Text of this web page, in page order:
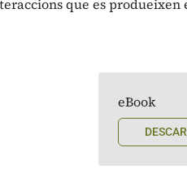
que es produeixen
eBook